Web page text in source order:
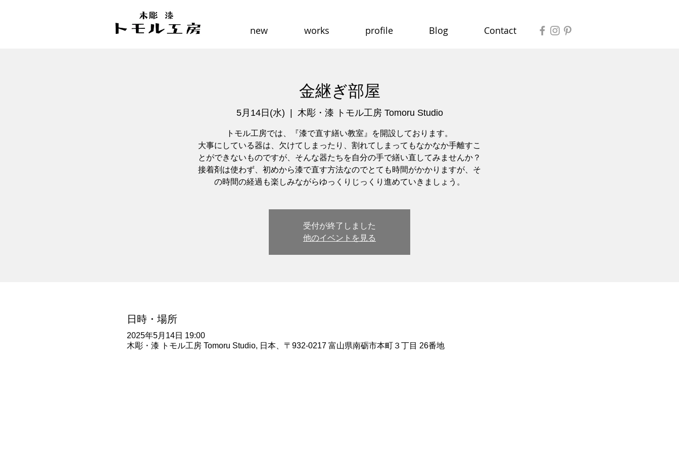
new works profile Blog Contact
金継ぎ部屋
5月14日(水)
  |
木彫・漆 トモル工房 Tomoru Studio
トモル工房では、『漆で直す繕い教室』を開設しております。
大事にしている器は、欠けてしまったり、割れてしまってもなかなか手離すこ
とができないものですが、そんな器たちを自分の手で繕い直してみませんか？
接着剤は使わず、初めから漆で直す方法なのでとても時間がかかりますが、そ
の時間の経過も楽しみながらゆっくりじっくり進めていきましょう。
受付が終了しました
他のイベントを見る
日時・場所
2025年5月14日 19:00
木彫・漆 トモル工房 Tomoru Studio, 日本、〒932-0217 富山県南砺市本町３丁目 26番地